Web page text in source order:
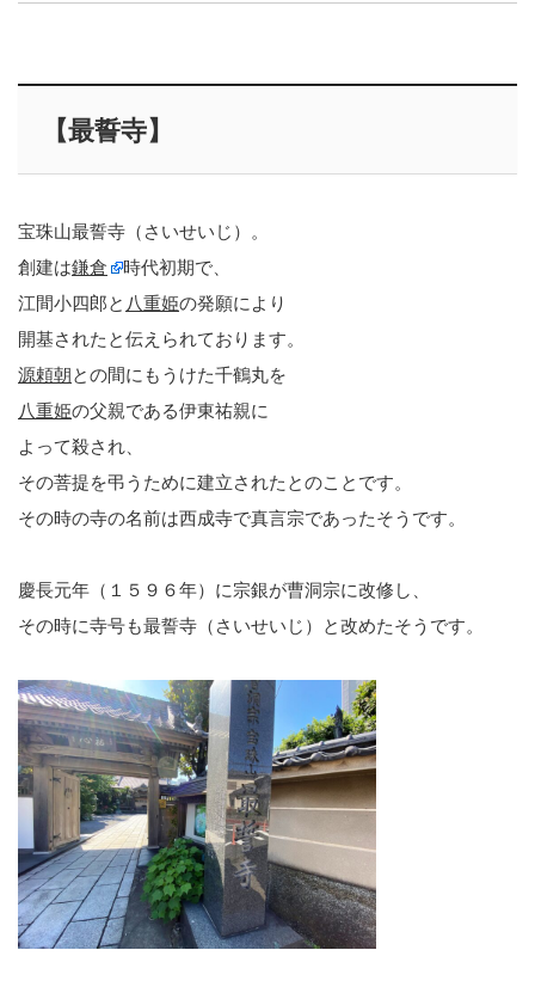
【最誓寺】
宝珠山最誓寺（さいせいじ）。
創建は鎌倉
時代初期で、
江間小四郎と 八重姫の発願により
開基されたと伝えられております。
源頼朝との間にもうけた千鶴丸を
八重姫の父親である伊東祐親に
よって殺され、
その菩提を弔うために建立されたとのことです。
その時の寺の名前は西成寺で真言宗であったそうです。
慶長元年（１５９６年）に宗銀が曹洞宗に改修し、
その時に寺号も最誓寺（さいせいじ）と改めたそうです。